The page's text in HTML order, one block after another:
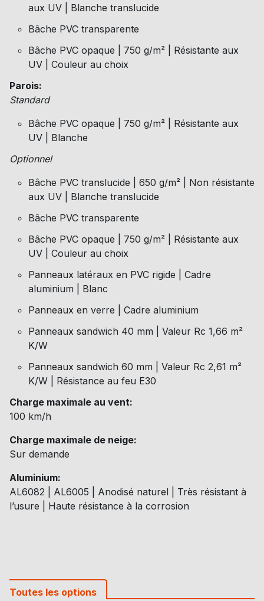
aux UV | Blanche translucide
Bâche PVC transparente
Bâche PVC opaque | 750 g/m² | Résistante aux
UV | Couleur au choix
Parois:
Standard
Bâche PVC opaque | 750 g/m² | Résistante aux
UV | Blanche
Optionnel
Bâche PVC translucide | 650 g/m² | Non résistante
aux UV | Blanche translucide
Bâche PVC transparente
Bâche PVC opaque | 750 g/m² | Résistante aux
UV | Couleur au choix
Panneaux latéraux en PVC rigide | Cadre
aluminium | Blanc
Panneaux en verre | Cadre aluminium
Panneaux sandwich 40 mm | Valeur Rc 1,66 m²
K/W
Panneaux sandwich 60 mm | Valeur Rc 2,61 m²
K/W | Résistance au feu E30
Charge maximale au vent:
100 km/h
Charge maximale de neige:
Sur demande
Aluminium:
AL6082 | AL6005 | Anodisé naturel | Très résistant à
l’usure | Haute résistance à la corrosion
Toutes les options